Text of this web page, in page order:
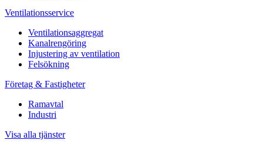
Ventilationsservice
Ventilationsaggregat
Kanalrengöring
Injustering av ventilation
Felsökning
Företag & Fastigheter
Ramavtal
Industri
Visa alla tjänster